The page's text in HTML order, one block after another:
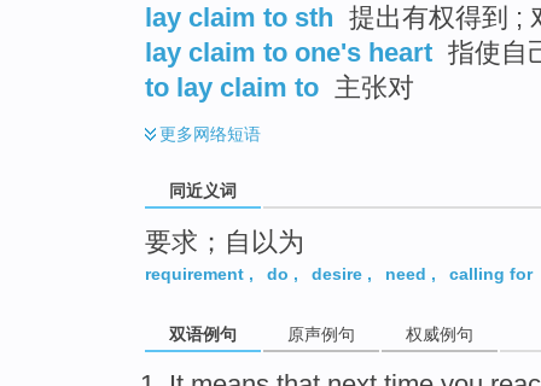
lay claim to sth 提出有权得到 ;
lay claim to one's heart 指使自
to lay claim to 主张对
更多网络短语
同近义词
要求；自以为
requirement , do , desire , need , calling for
双语例句 原声例句 权威例句